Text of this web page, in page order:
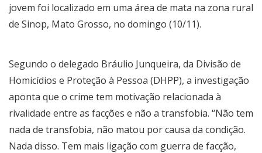
jovem foi localizado em uma área de mata na zona rural
de Sinop, Mato Grosso, no domingo (10/11).
Segundo o delegado Bráulio Junqueira, da Divisão de
Homicídios e Proteção à Pessoa (DHPP), a investigação
aponta que o crime tem motivação relacionada à
rivalidade entre as facções e não a transfobia. “Não tem
nada de transfobia, não matou por causa da condição.
Nada disso. Tem mais ligação com guerra de facção,